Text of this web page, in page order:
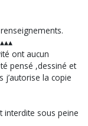
ont aucun
pensé ,dessiné et
j’autorise la copie
interdite sous peine